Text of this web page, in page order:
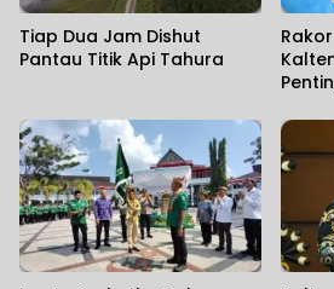
Tiap Dua Jam Dishut
Pantau Titik Api Tahura